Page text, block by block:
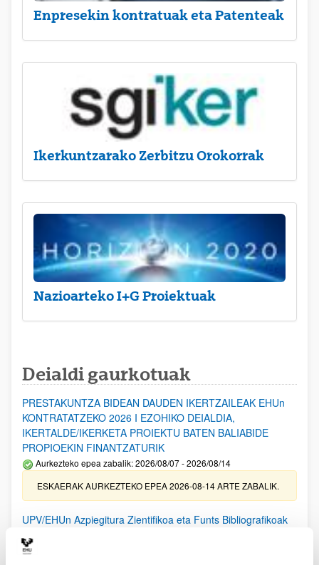
Enpresekin kontratuak eta Patenteak
Ikerkuntzarako Zerbitzu Orokorrak
Nazioarteko I+G Proiektuak
Deialdi gaurkotuak
PRESTAKUNTZA BIDEAN DAUDEN IKERTZAILEAK EHUn
KONTRATATZEKO 2026 I EZOHIKO DEIALDIA,
IKERTALDE/IKERKETA PROIEKTU BATEN BALIABIDE
PROPIOEKIN FINANTZATURIK
Aurkezteko epea zabalik: 2026/08/07 - 2026/08/14
ESKAERAK AURKEZTEKO EPEA 2026-08-14 ARTE ZABALIK.
UPV/EHUn Azpiegitura Zientifikoa eta Funts Bibliografikoak